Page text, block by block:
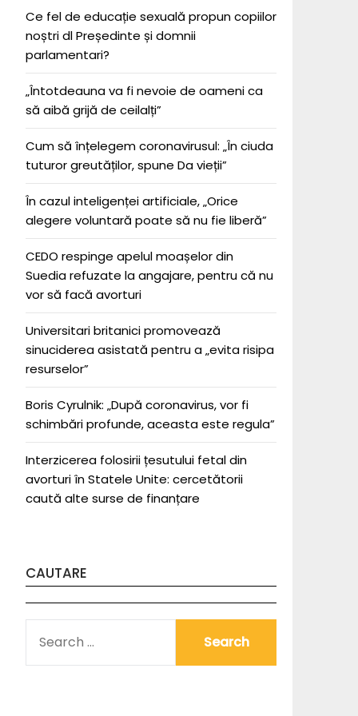
Ce fel de educație sexuală propun copiilor
noștri dl Președinte și domnii
parlamentari?
„Întotdeauna va fi nevoie de oameni ca
să aibă grijă de ceilalți”
Cum să înțelegem coronavirusul: „În ciuda
tuturor greutăților, spune Da vieții”
În cazul inteligenței artificiale, „Orice
alegere voluntară poate să nu fie liberă”
CEDO respinge apelul moașelor din
Suedia refuzate la angajare, pentru că nu
vor să facă avorturi
Universitari britanici promovează
sinuciderea asistată pentru a „evita risipa
resurselor”
Boris Cyrulnik: „După coronavirus, vor fi
schimbări profunde, aceasta este regula”
Interzicerea folosirii țesutului fetal din
avorturi în Statele Unite: cercetătorii
caută alte surse de finanțare
CAUTARE
FOR: